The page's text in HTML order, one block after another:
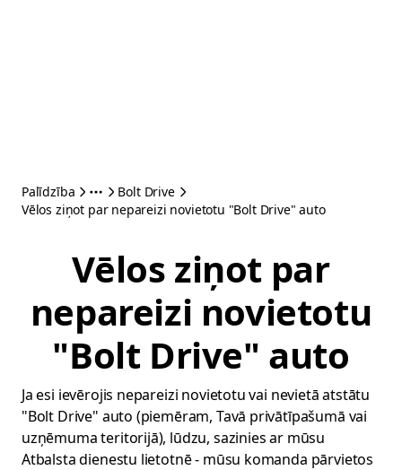
Palīdzība
Bolt Drive
Vēlos ziņot par nepareizi novietotu "Bolt Drive" auto
Vēlos ziņot par
nepareizi novietotu
"Bolt Drive" auto
Ja esi ievērojis nepareizi novietotu vai nevietā atstātu
"Bolt Drive" auto (piemēram, Tavā privātīpašumā vai
uzņēmuma teritorijā), lūdzu, sazinies ar mūsu
Atbalsta dienestu lietotnē - mūsu komanda pārvietos